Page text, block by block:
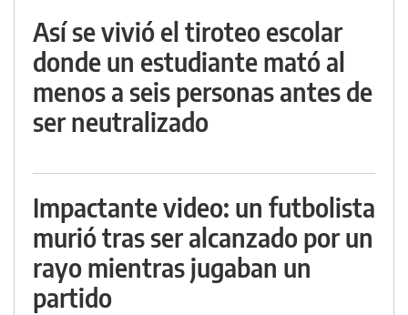
Así se vivió el tiroteo escolar
donde un estudiante mató al
menos a seis personas antes de
ser neutralizado
Impactante video: un futbolista
murió tras ser alcanzado por un
rayo mientras jugaban un
partido